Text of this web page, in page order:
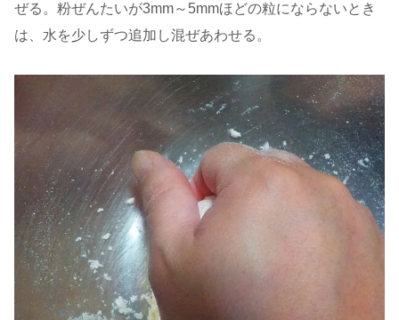
ぜる。粉ぜんたいが3mm～5mmほどの粒にならないとき
は、水を少しずつ追加し混ぜあわせる。